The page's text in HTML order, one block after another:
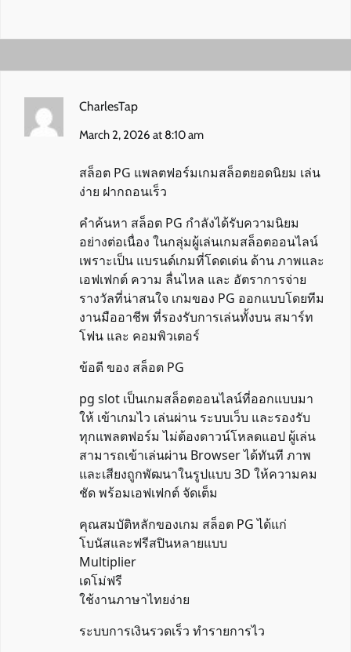
CharlesTap
March 2, 2026 at 8:10 am
สล็อต PG แพลตฟอร์มเกมสล็อตยอดนิยม เล่น
ง่าย ฝากถอนเร็ว
คำค้นหา สล็อต PG กำลังได้รับความนิยม
อย่างต่อเนื่อง ในกลุ่มผู้เล่นเกมสล็อตออนไลน์
เพราะเป็น แบรนด์เกมที่โดดเด่น ด้าน ภาพและ
เอฟเฟกต์ ความ ลื่นไหล และ อัตราการจ่าย
รางวัลที่น่าสนใจ เกมของ PG ออกแบบโดยทีม
งานมืออาชีพ ที่รองรับการเล่นทั้งบน สมาร์ท
โฟน และ คอมพิวเตอร์
ข้อดี ของ สล็อต PG
pg slot เป็นเกมสล็อตออนไลน์ที่ออกแบบมา
ให้ เข้าเกมไว เล่นผ่าน ระบบเว็บ และรองรับ
ทุกแพลตฟอร์ม ไม่ต้องดาวน์โหลดแอป ผู้เล่น
สามารถเข้าเล่นผ่าน Browser ได้ทันที ภาพ
และเสียงถูกพัฒนาในรูปแบบ 3D ให้ความคม
ชัด พร้อมเอฟเฟกต์ จัดเต็ม
คุณสมบัติหลักของเกม สล็อต PG ได้แก่
โบนัสและฟรีสปินหลายแบบ
Multiplier
เดโม่ฟรี
ใช้งานภาษาไทยง่าย
ระบบการเงินรวดเร็ว ทำรายการไว